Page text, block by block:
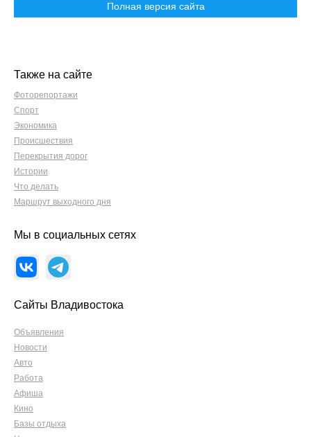
Полная версия сайта
Также на сайте
Фоторепортажи
Спорт
Экономика
Происшествия
Перекрытия дорог
Истории
Что делать
Маршрут выходного дня
Мы в социальных сетях
Сайты Владивостока
Объявления
Новости
Авто
Работа
Афиша
Кино
Базы отдыха